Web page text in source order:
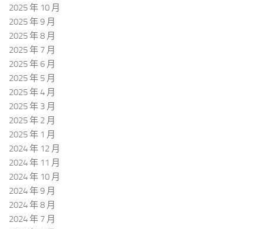
2025 年 10 月
2025 年 9 月
2025 年 8 月
2025 年 7 月
2025 年 6 月
2025 年 5 月
2025 年 4 月
2025 年 3 月
2025 年 2 月
2025 年 1 月
2024 年 12 月
2024 年 11 月
2024 年 10 月
2024 年 9 月
2024 年 8 月
2024 年 7 月